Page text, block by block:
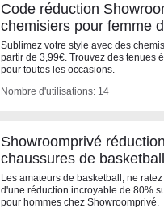
Code réduction
chemisiers pour femme
Sublimez votre style avec des
partir de 3,99€. Trouvez des tenues
pour toutes les occasions.
Nombre d'utilisations: 14
Showroomprivé
chaussures de
Les amateurs de basketball, ne
d'une réduction incroyable de 80%
pour hommes chez Showroomprivé.